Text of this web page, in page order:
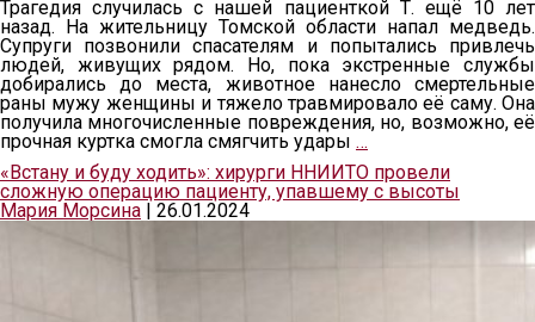
Трагедия случилась с нашей пациенткой Т. ещё 10 лет
назад. На жительницу Томской области напал медведь.
Супруги позвонили спасателям и попытались привлечь
людей, живущих рядом. Но, пока экстренные службы
добирались до места, животное нанесло смертельные
раны мужу женщины и тяжело травмировало её саму. Она
получила многочисленные повреждения, но, возможно, её
прочная куртка смогла смягчить удары …
«Встану и буду ходить»: хирурги ННИИТО провели
сложную операцию пациенту, упавшему с высоты
Мария Морсина
26.01.2024